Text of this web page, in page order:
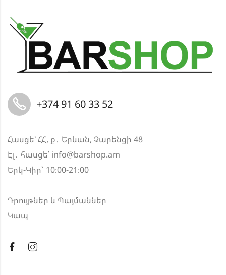
+374 91 60 33 52
Հասցե՝ ՀՀ, ք․ Երևան, Չարենցի 48
Էլ․ հասցե՝ info@barshop.am
Երկ-Կիր` 10։00-21։00
Դրույթներ և Պայմաններ
Կապ